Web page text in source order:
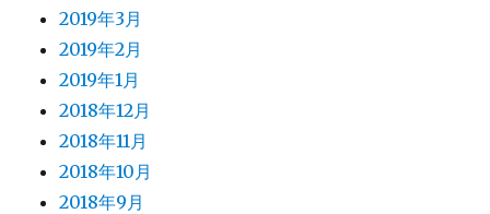
2019年3月
2019年2月
2019年1月
2018年12月
2018年11月
2018年10月
2018年9月